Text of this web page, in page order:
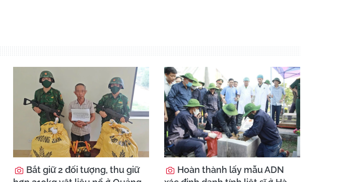
Bắt giữ 2 đối tượng, thu giữ
Hoàn thành lấy mẫu ADN